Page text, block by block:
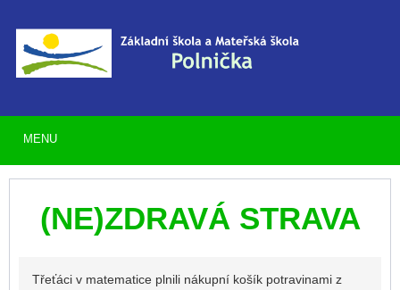
(NE)ZDRAVÁ STRAVA
Třeťáci v matematice plnili nákupní košík potravinami z
MENU